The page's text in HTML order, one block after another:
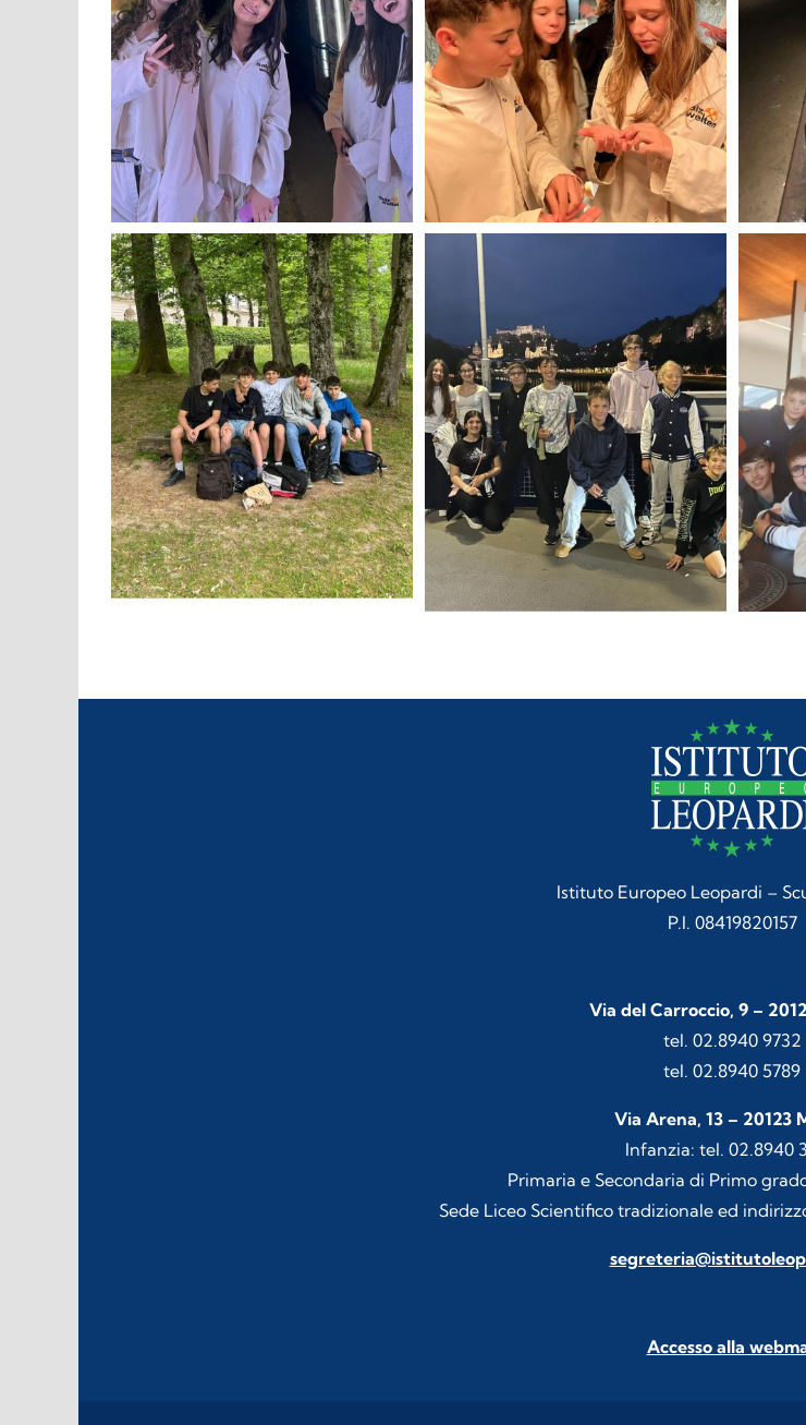
Istituto Europeo Leopardi –
P.I. 08419820157
Via del Carroccio, 9 –
tel. 02.8940 9732
tel. 02.8940 5789
Via Arena, 13 – 20123
Infanzia: tel. 02.8940
Primaria e Secondaria di Primo
Sede Liceo Scientifico tradizionale ed
Accesso alla